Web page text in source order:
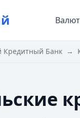
Кредитный Банк →